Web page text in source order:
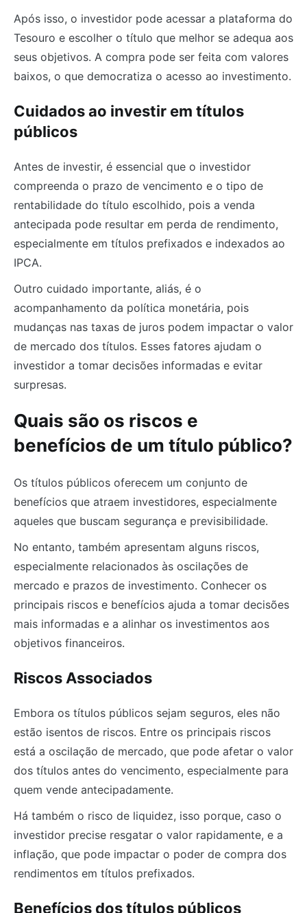
Após isso, o investidor pode acessar a plataforma do
Tesouro e escolher o título que melhor se adequa aos
seus objetivos. A compra pode ser feita com valores
baixos, o que democratiza o acesso ao investimento.
Cuidados ao investir em títulos
públicos
Antes de investir, é essencial que o investidor
compreenda o prazo de vencimento e o tipo de
rentabilidade do título escolhido, pois a venda
antecipada pode resultar em perda de rendimento,
especialmente em títulos prefixados e indexados ao
IPCA.
Outro cuidado importante, aliás, é o
acompanhamento da política monetária, pois
mudanças nas taxas de juros podem impactar o valor
de mercado dos títulos. Esses fatores ajudam o
investidor a tomar decisões informadas e evitar
surpresas.
Quais são os riscos e
benefícios de um título público?
Os títulos públicos oferecem um conjunto de
benefícios que atraem investidores, especialmente
aqueles que buscam segurança e previsibilidade.
No entanto, também apresentam alguns riscos,
especialmente relacionados às oscilações de
mercado e prazos de investimento. Conhecer os
principais riscos e benefícios ajuda a tomar decisões
mais informadas e a alinhar os investimentos aos
objetivos financeiros.
Riscos Associados
Embora os títulos públicos sejam seguros, eles não
estão isentos de riscos. Entre os principais riscos
está a oscilação de mercado, que pode afetar o valor
dos títulos antes do vencimento, especialmente para
quem vende antecipadamente.
Há também o risco de liquidez, isso porque, caso o
investidor precise resgatar o valor rapidamente, e a
inflação, que pode impactar o poder de compra dos
rendimentos em títulos prefixados.
Benefícios dos títulos públicos